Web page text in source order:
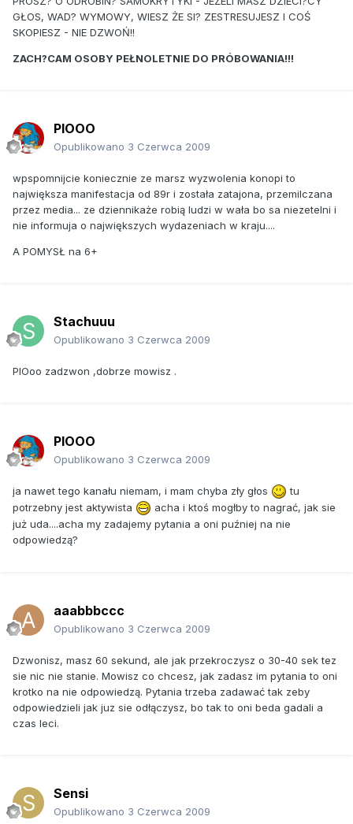
GŁOS, WAD? WYMOWY, WIESZ ŻE SI? ZESTRESUJESZ I COŚ
SKOPIESZ - NIE DZWOŃ!!
ZACH?CAM OSOBY PEŁNOLETNIE DO PRÓBOWANIA!!!
PIOOO
Opublikowano 3 Czerwca 2009
wpspomnijcie koniecznie ze marsz wyzwolenia konopi to
największa manifestacja od 89r i została zatajona, przemilczana
przez media... ze dziennikaże robią ludzi w wała bo sa niezetelni i
nie informuja o największych wydazeniach w kraju....
A POMYSŁ na 6+
Stachuuu
Opublikowano 3 Czerwca 2009
PIOoo zadzwon ,dobrze mowisz .
PIOOO
Opublikowano 3 Czerwca 2009
ja nawet tego kanału niemam, i mam chyba zły głos
tu
potrzebny jest aktywista
acha i ktoś mogłby to nagrać, jak sie
już uda....acha my zadajemy pytania a oni puźniej na nie
odpowiedzą?
aaabbbccc
Opublikowano 3 Czerwca 2009
Dzwonisz, masz 60 sekund, ale jak przekroczysz o 30-40 sek tez
sie nic nie stanie. Mowisz co chcesz, jak zadasz im pytania to oni
krotko na nie odpowiedzą. Pytania trzeba zadawać tak zeby
odpowiedzieli jak juz sie odłączysz, bo tak to oni beda gadali a
czas leci.
Sensi
Opublikowano 3 Czerwca 2009